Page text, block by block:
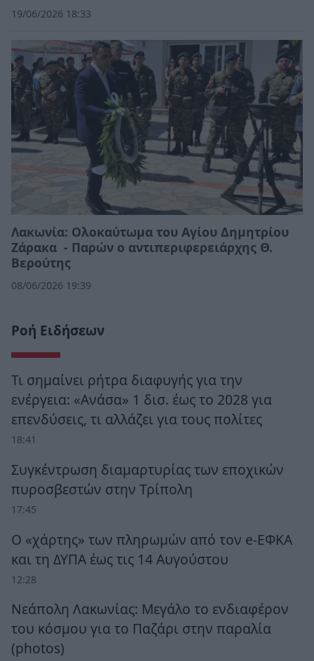
19/06/2026 18:33
Λακωνία: Ολοκαύτωμα του Αγίου Δημητρίου
Ζάρακα - Παρών ο αντιπεριφερειάρχης Θ.
Βερούτης
08/06/2026 19:39
Ροή Ειδήσεων
Τι σημαίνει ρήτρα διαφυγής για την
ενέργεια: «Ανάσα» 1 δισ. έως το 2028 για
επενδύσεις, τι αλλάζει για τους πολίτες
18:41
Συγκέντρωση διαμαρτυρίας των εποχικών
πυροσβεστών στην Τρίπολη
17:45
Ο «χάρτης» των πληρωμών από τον e-ΕΦΚΑ
και τη ΔΥΠΑ έως τις 14 Αυγούστου
12:28
Νεάπολη Λακωνίας: Μεγάλο το ενδιαφέρον
του κόσμου για το Παζάρι στην παραλία
(photos)